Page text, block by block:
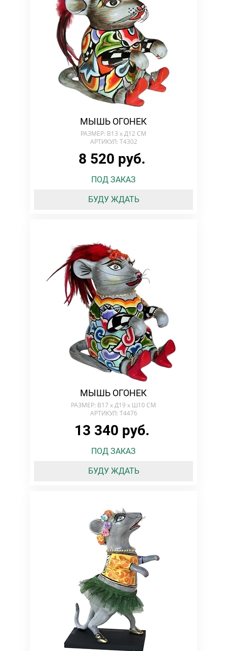
МЫШЬ ОГОНЕК
РАЗМЕР: В13 х Д12 СМ
АРТИКУЛ: T4302
8 520 руб.
ПОД ЗАКАЗ
БУДУ ЖДАТЬ
МЫШЬ ОГОНЕК
РАЗМЕР: В17 х Д19 x Ш10 СМ
АРТИКУЛ: T4476
13 340 руб.
ПОД ЗАКАЗ
БУДУ ЖДАТЬ